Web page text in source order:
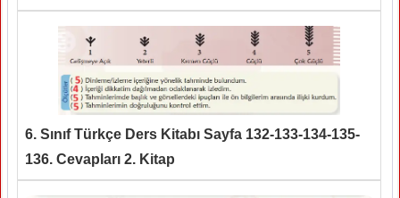
6. Sınıf Türkçe Ders Kitabı Sayfa 132-133-134-135-
136. Cevapları 2. Kitap